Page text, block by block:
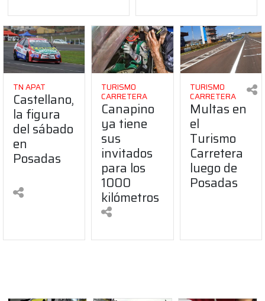
TN APAT
Castellano,
la figura
del sábado
en
Posadas
TURISMO
CARRETERA
Canapino
ya tiene
sus
invitados
para los
1000
kilómetros
TURISMO
CARRETERA
Multas en
el
Turismo
Carretera
luego de
Posadas